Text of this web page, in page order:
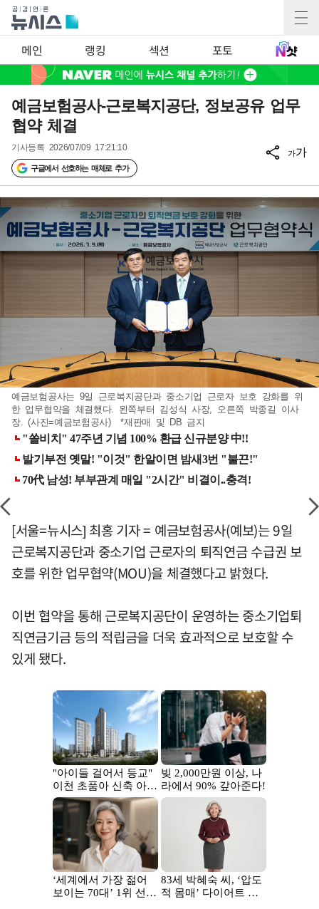
메인 랭킹 섹션 포토
예금보험공사-근로복지공단, 정보공유 업무
협약 체결
기사등록 2026/07/09 17:21:10
구글에서 선호하는 매체로 추가
가가
예금보험공사는 9일 근로복지공단과 중소기업 근로자 보호 강화를 위
한 업무협약을 체결했다. 왼쪽부터 김성식 사장, 오른쪽 박종길 이사
장. (사진=예금보험공사) *재판매 및 DB 금지
[서울=뉴시스] 최홍 기자 = 예금보험공사(예보)는 9일
근로복지공단과 중소기업 근로자의 퇴직연금 수급권 보
호를 위한 업무협약(MOU)을 체결했다고 밝혔다.
이번 협약을 통해 근로복지공단이 운영하는 중소기업퇴
직연금기금 등의 적립금을 더욱 효과적으로 보호할 수
있게 됐다.